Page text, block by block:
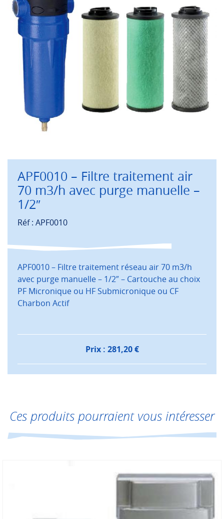
APF0010 – Filtre traitement air
70 m3/h avec purge manuelle –
1/2″
Réf : APF0010
APF0010 – Filtre traitement réseau air 70 m3/h
avec purge manuelle – 1/2″ – Cartouche au choix
PF Micronique ou HF Submicronique ou CF
Charbon Actif
Prix : 281,20€
Ces produits pourraient vous intéresser